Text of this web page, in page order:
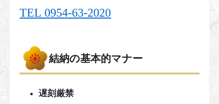
TEL 0954-63-2020
結納の基本的マナー
遅刻厳禁